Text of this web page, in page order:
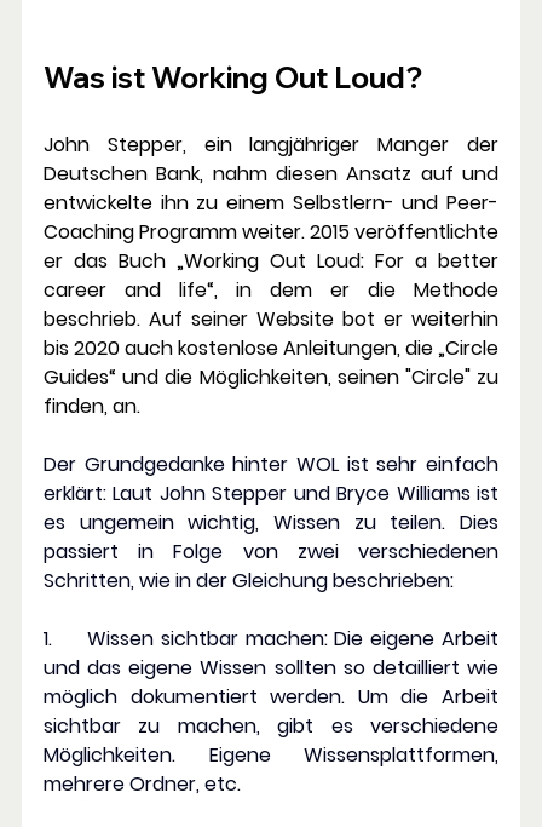
Was ist Working Out Loud?
John Stepper, ein langjähriger Manger der
Deutschen Bank, nahm diesen Ansatz auf und
entwickelte ihn zu einem Selbstlern- und Peer-
Coaching Programm weiter. 2015 veröffentlichte
er das Buch „Working Out Loud: For a better
career and life“, in dem er die Methode
beschrieb. Auf seiner Website bot er weiterhin
bis 2020 auch kostenlose Anleitungen, die „Circle
Guides“ und die Möglichkeiten, seinen "Circle" zu
finden, an.
Der Grundgedanke hinter WOL ist sehr einfach
erklärt: Laut John Stepper und Bryce Williams ist
es ungemein wichtig, Wissen zu teilen. Dies
passiert in Folge von zwei verschiedenen
Schritten, wie in der Gleichung beschrieben:
1. Wissen sichtbar machen: Die eigene Arbeit
und das eigene Wissen sollten so detailliert wie
möglich dokumentiert werden. Um die Arbeit
sichtbar zu machen, gibt es verschiedene
Möglichkeiten. Eigene Wissensplattformen,
mehrere Ordner, etc.